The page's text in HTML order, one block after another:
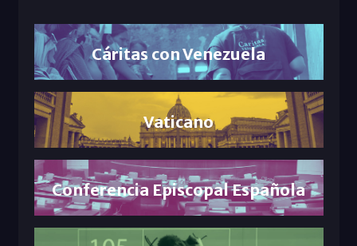
Cáritas con Venezuela
Vaticano
Conferencia Episcopal Española